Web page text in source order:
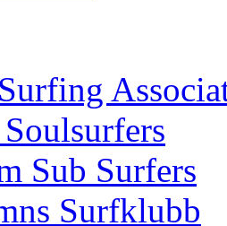
Sub Surfers
Surfklubb